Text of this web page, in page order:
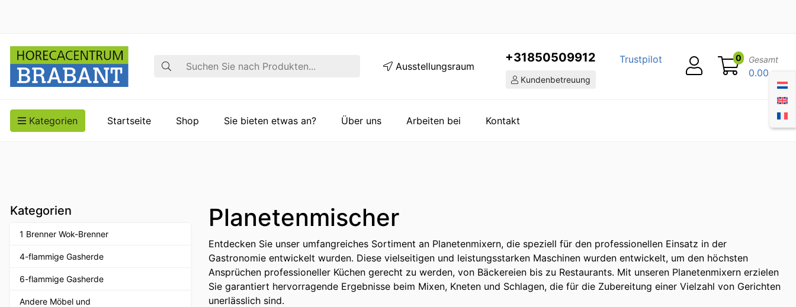
Suche Ausstellungsraum
+31850509912
Kundenbetreuung
Trustpilot 0 Gesamt
0.00
Kategorien Startseite Shop Sie bieten etwas an? Über uns Arbeiten bei Kontakt
Kategorien
1 Brenner Wok-Brenner
4-flammige Gasherde
6-flammige Gasherde
Andere Möbel und
Planetenmischer
Entdecken Sie unser umfangreiches Sortiment an Planetenmixern, die speziell für den professionellen Einsatz in der
Gastronomie entwickelt wurden. Diese vielseitigen und leistungsstarken Maschinen wurden entwickelt, um den höchsten
Ansprüchen professioneller Küchen gerecht zu werden, von Bäckereien bis zu Restaurants. Mit unseren Planetenmixern erzielen
Sie garantiert hervorragende Ergebnisse beim Mixen, Kneten und Schlagen, die für die Zubereitung einer Vielzahl von Gerichten
unerlässlich sind.